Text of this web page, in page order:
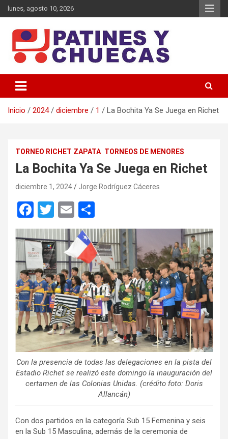
Saltar
al
lunes, agosto 10, 2026
Patines y Chuecas
Inicio 2024 diciembre 1 La Bochita Ya Se Juega en Richet
TORNEO RICHET ZAPATA TORNEOS DE MENORES
La Bochita Ya Se Juega en Richet
diciembre 1, 2024 Jorge Rodríguez Cáceres
F
a
ce
b
o
o
k
T
wi
tt
er
E
m
ail
o
m
p
ar
tir
Con la presencia de todas las delegaciones en la pista del
Estadio Richet se realizó este domingo la inauguración del
certamen de las Colonias Unidas. (crédito foto: Doris
Allancán)
Con dos partidos en la categoría Sub 15 Femenina y seis
en la Sub 15 Masculina, además de la ceremonia de